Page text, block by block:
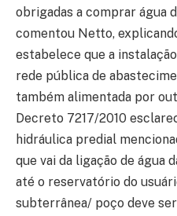
obrigadas a comprar água
comentou Netto,
estabelece que a
rede pública de
também alimentada por
Decreto 7217/2010
hidráulica predial
que vai da ligação de água
até o reservatório do
subterrânea/ poço deve